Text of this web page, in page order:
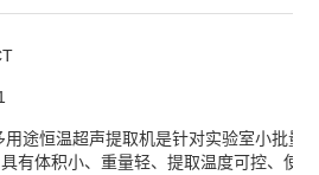
用途恒温超声提取机是针对实验室小批量
有体积小、重量轻、提取温度可控、使